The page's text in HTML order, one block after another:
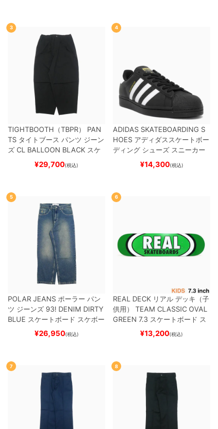
3
TIGHTBOOTH（TBPR） PAN
TS タイトブース パンツ ジーン
ズ CL BALLOON BLACK スケ
ートボード スケボー
¥29,700(税込)
4
ADIDAS SKATEBOARDING S
HOES アディダススケートボー
ディング シューズ スニーカー
スーパースター SUPERSTAR A
BLACK/WHITE/WHITE
ー
¥14,300(税込)
5
POLAR JEANS ポーラー パン
ツ ジーンズ 93! DENIM DIRTY
BLUE スケートボード スケボー
¥26,950(税込)
6
REAL DECK リアル デッキ（子
供用）
TEAM CLASSIC OVAL
GREEN 7.3 スケートボード ス
¥13,200(税込)
7 8